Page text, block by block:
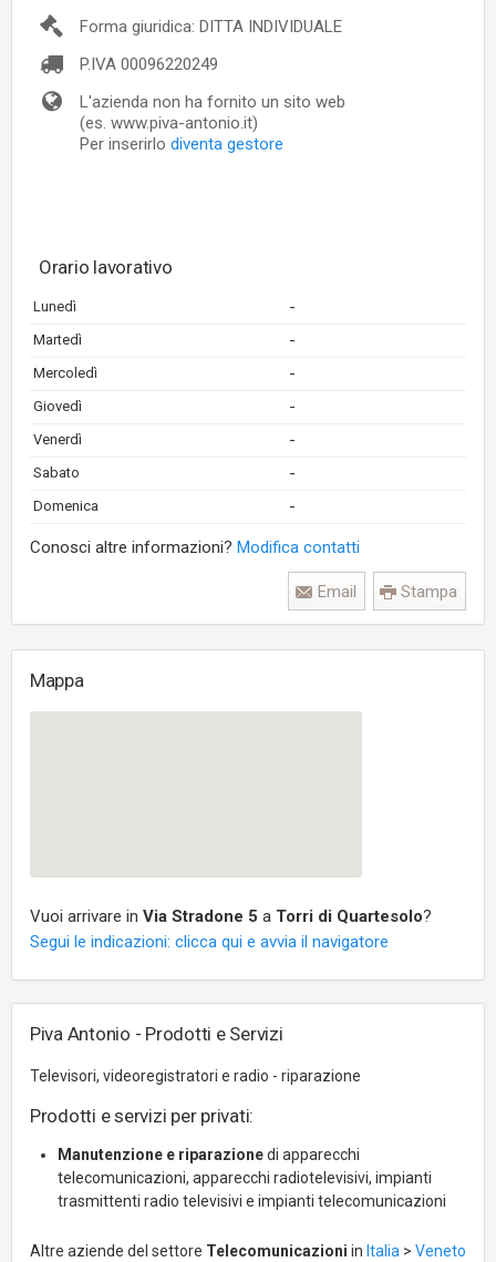
Forma giuridica: DITTA INDIVIDUALE
P.IVA 00096220249
L'azienda non ha fornito un sito web
(es. www.piva-antonio.it)
Per inserirlo diventa gestore
Orario lavorativo
Lunedì -
Martedì -
Mercoledì -
Giovedì -
Venerdì -
Sabato -
Domenica -
Conosci altre informazioni? Modifica contatti
Stampa
Email
Mappa
Vuoi arrivare in Via Stradone 5 a Torri di Quartesolo?
Segui le indicazioni: clicca qui e avvia il navigatore
Piva Antonio - Prodotti e Servizi
Televisori, videoregistratori e radio - riparazione
Prodotti e servizi per privati:
Manutenzione e riparazionedi apparecchi
telecomunicazioni, apparecchi radiotelevisivi, impianti
trasmittenti radio televisivi e impianti telecomunicazioni
Altre aziende del settore Telecomunicazioni in Italia > Veneto